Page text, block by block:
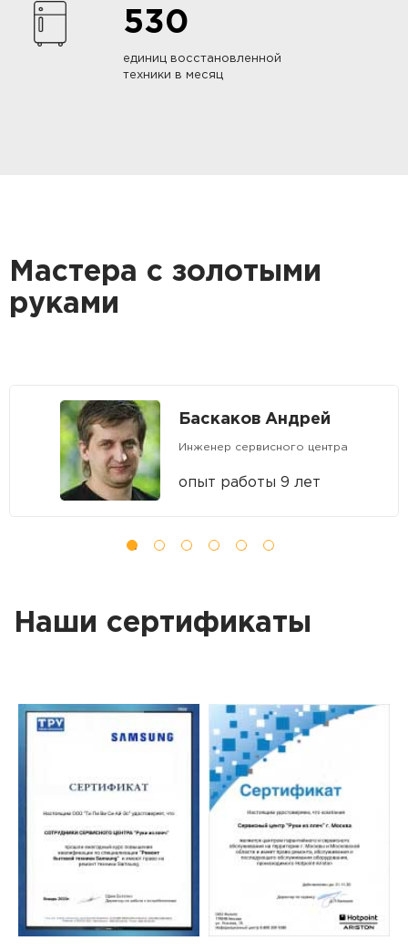
530
единиц восстановленной
техники в месяц
Мастера с золотыми
руками
Баскаков Андрей
Инженер сервисного центра
опыт работы 9 лет
Наши сертификаты